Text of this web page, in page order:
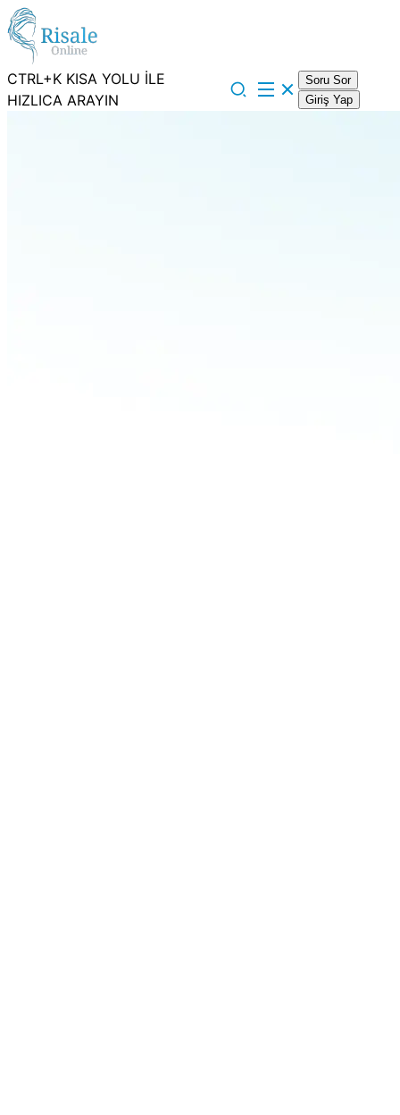
CTRL+K KISA YOLU İLE
HIZLICA ARAYIN
Soru Sor
Giriş Yap